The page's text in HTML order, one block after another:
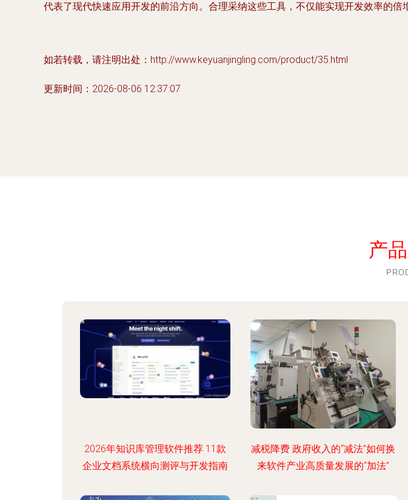
代表了现代快速应用开发的前沿方向。合理采纳这些工具，不仅能实现开发效率的
如若转载，请注明出处：http://www.keyuanjingling.com/product/35.html
更新时间：2026-08-06 12:37:07
产
2026年知识库管理软件推荐 11款
企业文档系统横向测评与开发指南
减税降费 政府收入的“减法”如何换
来软件产业高质量发展的“加法”